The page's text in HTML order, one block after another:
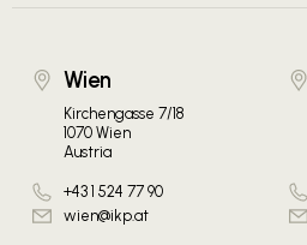
Wien
Kirchengasse 7/18
1070 Wien
Austria
+43 1 524 77 90
wien@ikp.at